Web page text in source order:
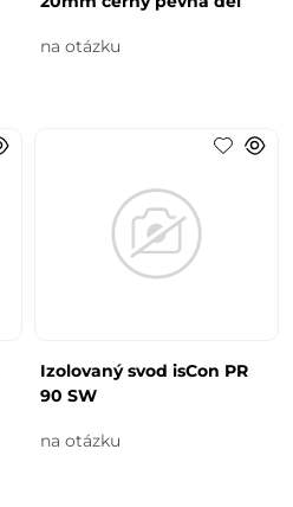
na otázku
Izolovaný svod isCon PR
90 SW
na otázku